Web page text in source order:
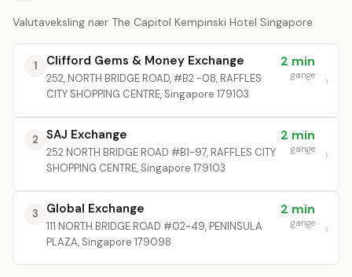
Valutaveksling nær The Capitol Kempinski Hotel Singapore
1 Clifford Gems & Money Exchange
252, NORTH BRIDGE ROAD, #B2 -08, RAFFLES
CITY SHOPPING CENTRE, Singapore 179103
2 min
gange
2 SAJ Exchange
252 NORTH BRIDGE ROAD #B1-97, RAFFLES CITY
SHOPPING CENTRE, Singapore 179103
2 min
gange
3 Global Exchange
111 NORTH BRIDGE ROAD #02-49, PENINSULA
PLAZA, Singapore 179098
2 min
gange